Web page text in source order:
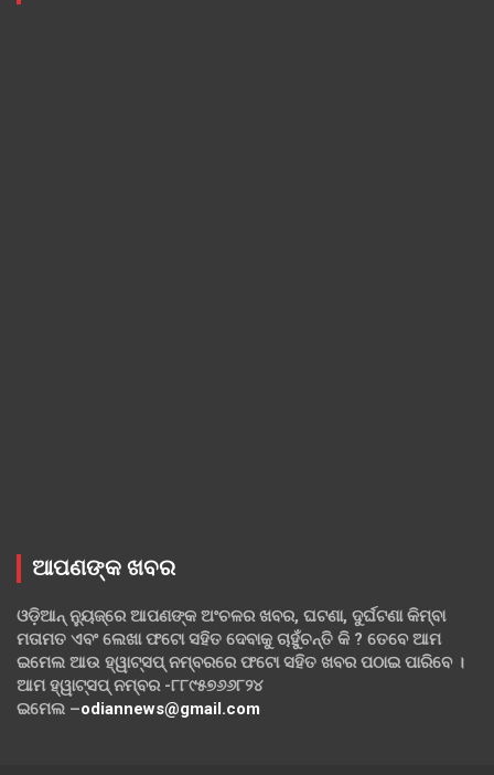
ଆପଣଙ୍କ ଖବର
ଓଡ଼ିଆନ୍ ନ୍ୟୁଜ୍‌ରେ ଆପଣଙ୍କ ଅଂଚଳର ଖବର, ଘଟଣା, ଦୁର୍ଘଟଣା କିମ୍ବା
ମତାମତ ଏବଂ ଲେଖା ଫଟୋ ସହିତ ଦେବାକୁ ଚାହୁଁଚନ୍ତି କି ? ତେବେ ଆମ
ଇମେଲ ଆଉ ହ୍ୱାଟ୍‌ସପ୍ ନମ୍ବରରେ ଫଟୋ ସହିତ ଖବର ପଠାଇ ପାରିବେ ।
ଆମ ହ୍ୱାଟ୍‌ସପ୍ ନମ୍ବର -୮୮୯୫୭୬୬୮୨୪
ଇମେଲ –odiannews@gmail.com